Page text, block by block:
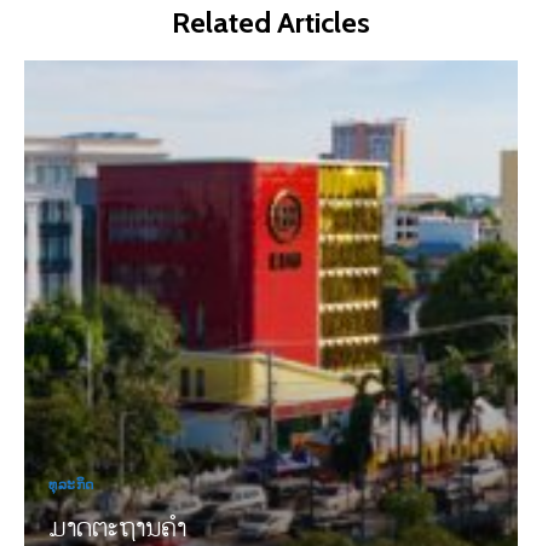
Related Articles
ທຸລະກິດ
ມາດຕະຖານຄໍາ